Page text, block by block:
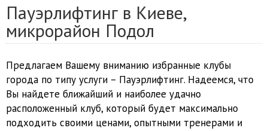
Пауэрлифтинг в Киеве,
микрорайон Подол
Предлагаем Вашему вниманию избранные клубы
города по типу услуги – Пауэрлифтинг. Надеемся, что
Вы найдете ближайший и наиболее удачно
расположенный клуб, который будет максимально
подходить своими ценами, опытными тренерами и